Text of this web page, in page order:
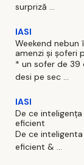
surpriză ...
IASI
Weekend nebun
amenzi și șoferi
* un sofer de 39
desi pe sec ...
IASI
De ce
eficient
De ce
eficient & ...